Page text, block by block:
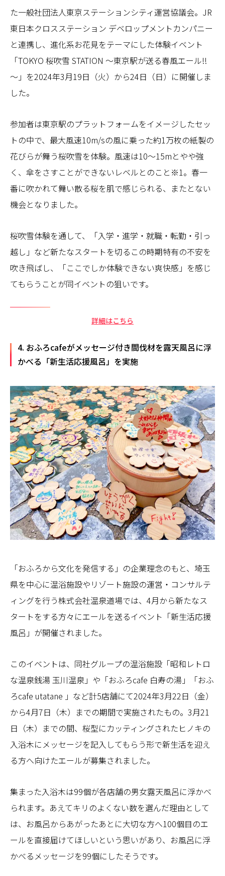
た一般社団法人東京ステーションシティ運営協議会。JR
東日本クロスステーション デベロップメントカンパニー
と連携し、進化系お花見をテーマにした体験イベント
「TOKYO 桜吹雪 STATION ～東京駅が送る春風エール!!
～」を2024年3月19日（火）から24日（日）に開催しま
した。
参加者は東京駅のプラットフォームをイメージしたセッ
トの中で、最大風速10m/sの風に乗った約1万枚の紙製の
花びらが舞う桜吹雪を体験。風速は10〜15mとやや強
く、傘をさすことができないレベルとのこと※1。春一
番に吹かれて舞い散る桜を肌で感じられる、またとない
機会となりました。
桜吹雪体験を通して、「入学・進学・就職・転勤・引っ
越し」など新たなスタートを切るこの時期特有の不安を
吹き飛ばし、「ここでしか体験できない爽快感」を感じ
てもらうことが同イベントの狙いです。
詳細はこちら
4. おふろcafeがメッセージ付き間伐材を露天風呂に浮
かべる「新生活応援風呂」を実施
「おふろから文化を発信する」の企業理念のもと、埼玉
県を中心に温浴施設やリゾート施設の運営・コンサルテ
ィングを行う株式会社温泉道場では、4月から新たなス
タートをする方々にエールを送るイベント「新生活応援
風呂」が開催されました。
このイベントは、同社グループの温浴施設「昭和レトロ
な温泉銭湯 玉川温泉」や「おふろcafe 白寿の湯」「おふ
ろcafe utatane 」など計5店舗にて2024年3月22日（金）
から4月7日（木）までの期間で実施されたもの。3月21
日（木）までの間、桜型にカッティングされたヒノキの
入浴木にメッセージを記入してもらう形で新生活を迎え
る方へ向けたエールが募集されました。
集まった入浴木は99個が各店舗の男女露天風呂に浮かべ
られます。あえてキリのよくない数を選んだ理由として
は、お風呂からあがったあとに大切な方へ100個目のエ
ールを直接届けてほしいという思いがあり、お風呂に浮
かべるメッセージを99個にしたそうです。